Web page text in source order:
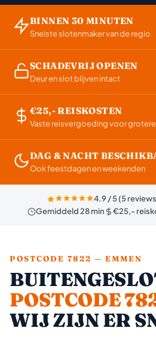
BINNEN 30 MINUTEN
Snelste slotenmaker van de regio
SCHADEVRIJ OPENEN
Deur en slot blijven intact
€25,- REISKOSTEN
Vaste reisvergoeding voor
DAG & NACHT
Ook feestdagen en weekenden
4.9 / 5 (5
Gemiddeld 28 min
€25,-
POSTCODE 7822 — EMMEN
POSTCODE
WIJ ZIJN ER